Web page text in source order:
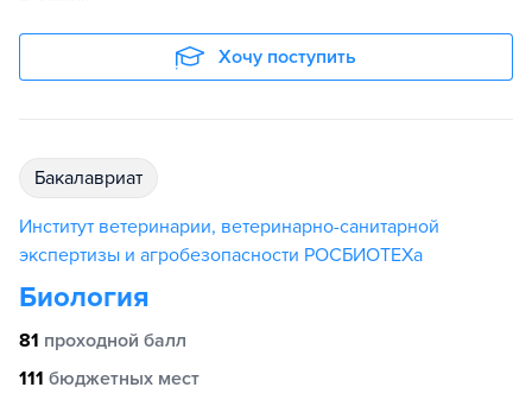
Хочу поступить
бакалавриат
Институт ветеринарии, ветеринарно-санитарной
экспертизы и агробезопасности РОСБИОТЕХа
Биология
81 проходной балл
111 бюджетных мест